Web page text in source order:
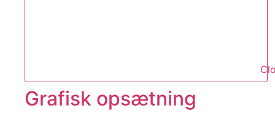
Grafisk opsætning